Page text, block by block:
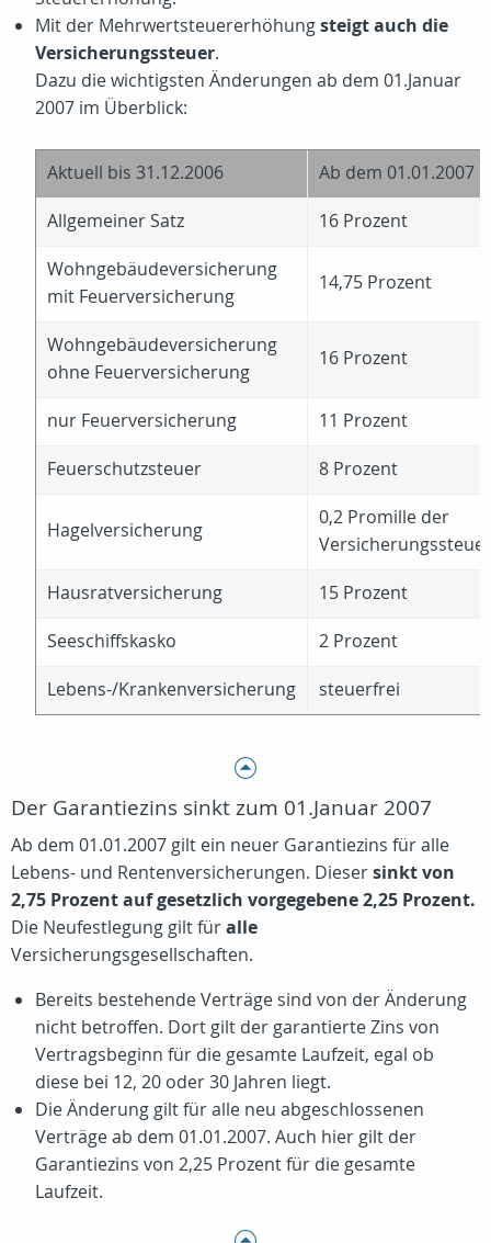
Mit der Mehrwertsteuererhöhungsteigt auch die
Versicherungssteuer.
Dazu die wichtigsten Änderungen ab dem 01.Januar
2007 im Überblick:
Aktuell bis 31.12.2006
Ab dem 01.01.2007
Allgemeiner Satz
16 Prozent
Wohngebäudeversicherung
mit Feuerversicherung
14,75 Prozent
Wohngebäudeversicherung
ohne Feuerversicherung
16 Prozent
nur Feuerversicherung
11 Prozent
Feuerschutzsteuer
8 Prozent
Hagelversicherung
0,2 Promille der
Versicherungssteuer
Hausratversicherung
15 Prozent
Seeschiffskasko
2 Prozent
Lebens-/Krankenversicherung
steuerfrei
Der Garantiezins sinkt zum 01.Januar 2007
Ab dem 01.01.2007 gilt ein neuer Garantiezins für alle
Lebens- und Rentenversicherungen. Diesersinkt von
2,75 Prozent auf gesetzlich vorgegebene 2,25 Prozent.
Die Neufestlegung gilt füralle
Versicherungsgesellschaften.
Bereits bestehende Verträge sind von der Änderung
nicht betroffen. Dort gilt der garantierte Zins von
Vertragsbeginn für die gesamte Laufzeit, egal ob
diese bei 12, 20 oder 30 Jahren liegt.
Die Änderung gilt für alle neu abgeschlossenen
Verträge ab dem 01.01.2007. Auch hier gilt der
Garantiezins von 2,25 Prozent für die gesamte
Laufzeit.